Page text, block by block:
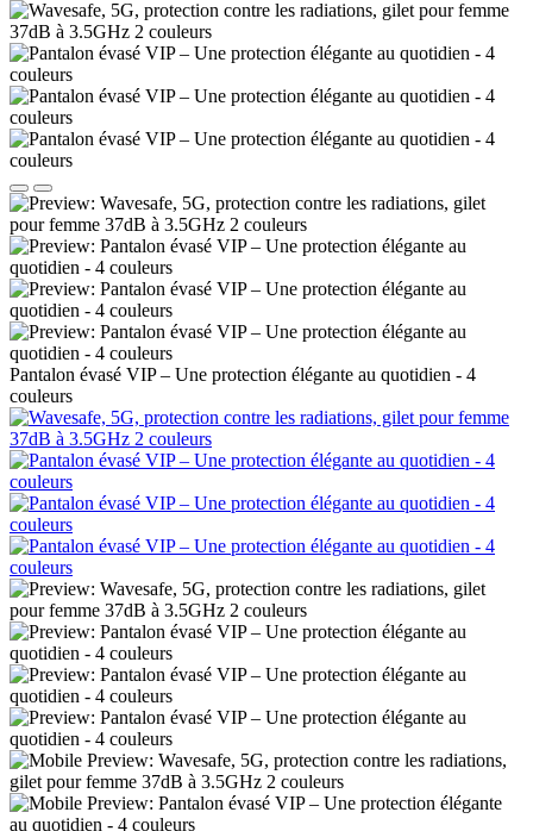
Pantalon évasé VIP – Une protection élégante au quotidien - 4
couleurs